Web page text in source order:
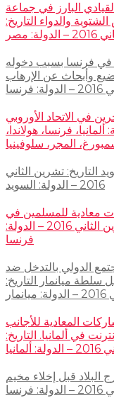
البارز في جماعة
والدواء التاريخ:
مصر
فرنسا بسبب دخوله
وأبحاث عن الإرهاب
في الاتحاد الأوروبي
2016 – الدولة: ألمانيا، فرنسا، هولاندا،
المجر، سلوفينيا
تشرين الثاني
2016 – الدولة: السويد
معادية للمسلمين في
مدينة بوردو الفرنسية. التاريخ: تشرين الثاني 2016 – الدولة:
فرنسا
الدولي بالتدخل ضد
سلطة ميانمار التاريخ:
المعادية للأجانب
في ألمانيا. التاريخ:
البلاد قبل إخلاء مخيم